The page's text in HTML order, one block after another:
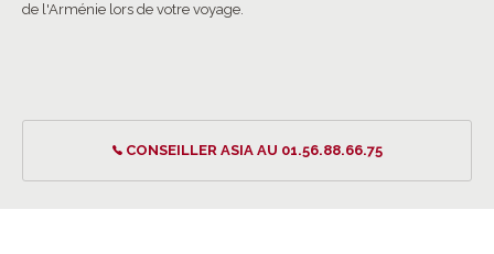
de l'Arménie lors de votre voyage.
CONSEILLER ASIA AU 01.56.88.66.75